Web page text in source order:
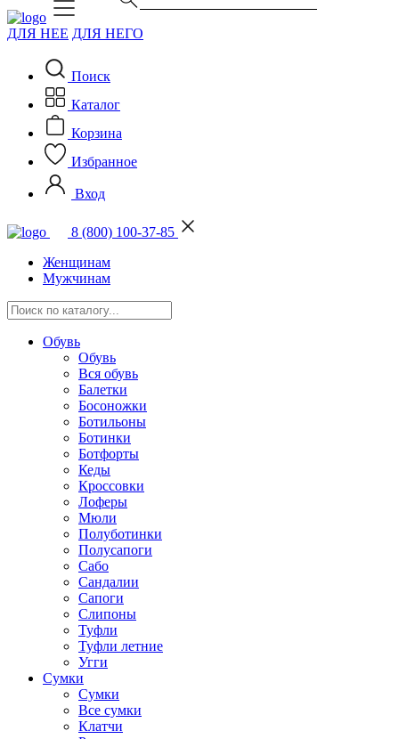
ДЛЯ НЕЕ ДЛЯ НЕГО
Поиск
Каталог
Корзина
Избранное
Вход
8 (800) 100-37-85
Женщинам
Мужчинам
Обувь
Обувь
Вся обувь
Балетки
Босоножки
Ботильоны
Ботинки
Ботфорты
Кеды
Кроссовки
Лоферы
Мюли
Полуботинки
Полусапоги
Сабо
Сандалии
Сапоги
Слипоны
Туфли
Туфли летние
Угги
Сумки
Сумки
Все сумки
Клатчи